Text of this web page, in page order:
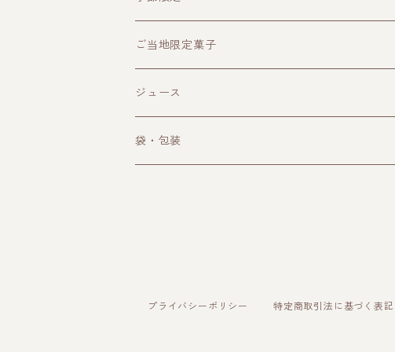
クラフトビール
その他お酒
ご当地限定菓子
ジュース
袋・包装
プライバシーポリシー 特定商取引法に基づく表記